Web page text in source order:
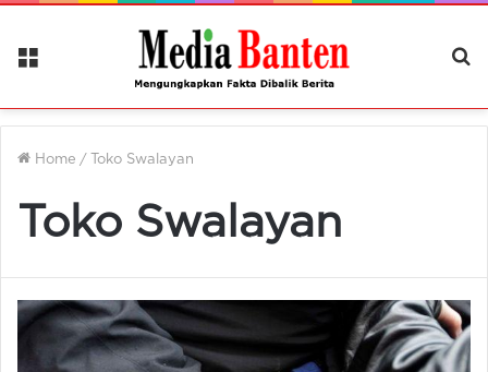
Menu
Home / Toko Swalayan
Toko Swalayan